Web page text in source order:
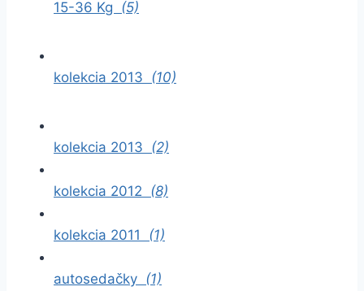
15-36 Kg (5)
kolekcia 2013 (10)
kolekcia 2013 (2)
kolekcia 2012 (8)
kolekcia 2011 (1)
autosedačky (1)